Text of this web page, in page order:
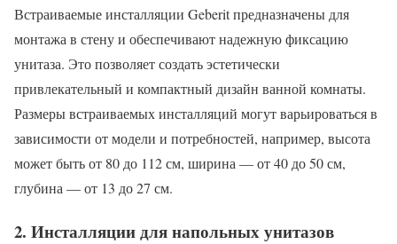
Встраиваемые инсталляции Geberit предназначены для
монтажа в стену и обеспечивают надежную фиксацию
унитаза. Это позволяет создать эстетически
привлекательный и компактный дизайн ванной комнаты.
Размеры встраиваемых инсталляций могут варьироваться в
зависимости от модели и потребностей, например, высота
может быть от 80 до 112 см, ширина — от 40 до 50 см,
глубина — от 13 до 27 см.
2. Инсталляции для напольных унитазов